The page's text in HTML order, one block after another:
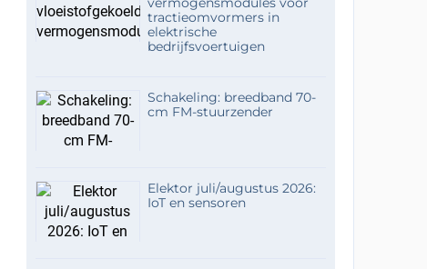
tractieomvormers in
elektrische
bedrijfsvoertuigen
Schakeling: breedband 70-
cm FM-stuurzender
Elektor juli/augustus 2026:
IoT en sensoren